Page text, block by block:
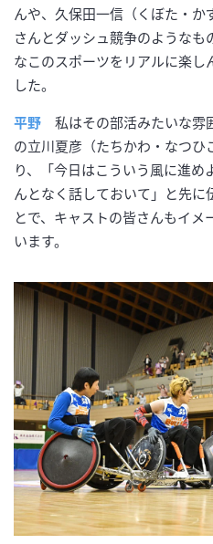
んや、久保田一信（くぼた・
さんとダッシュ競争のようなも
なこのスポーツをリアルに楽し
した。
平野 私はその部活みたいな雰
の立川夏彦（たちかわ・なつ
り、「今日はこういう風に進
んとなく話しておいて」と先に
とで、キャストの皆さんもイ
います。